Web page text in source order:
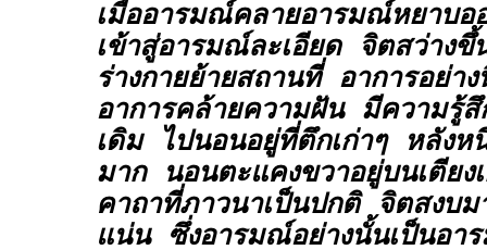
เมื่ออารมณ์คลายอารมณ์หยาบอ
เข้าสู่อารมณ์ละเอียด จิตสว่าง
ร่างกายย้ายสถานที่ อาการอย่
อาการคล้ายความฝัน มีความรู้สึ
เดิม ไปนอนอยู่ที่ตึกเก่าๆ หลังห
มาก นอนตะแคงขวาอยู่บนเตียง
คาถาที่ภาวนาเป็นปกติ จิตสงบ
แน่น ซึ่งอารมณ์อย่างนั้นเป็นอ